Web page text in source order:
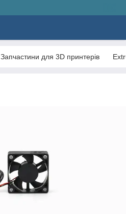
Запчастини для 3D принтерів